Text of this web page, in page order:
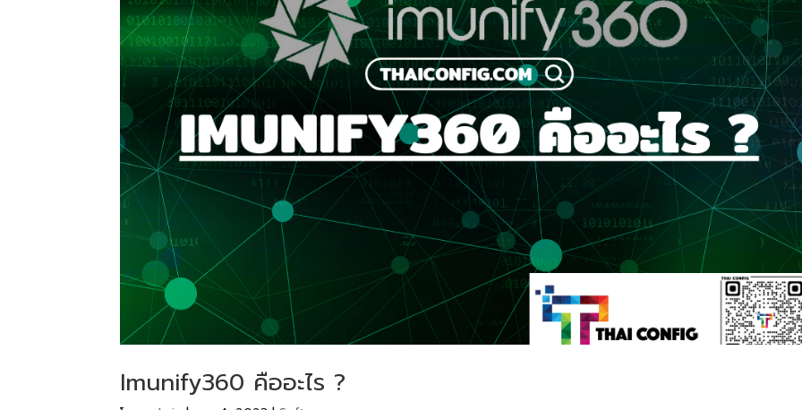
Imunify360 คืออะไร ?